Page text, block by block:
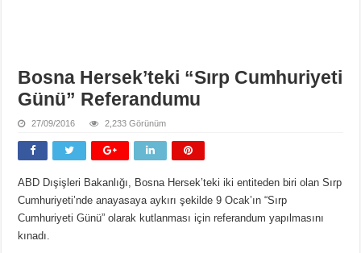
Bosna Hersek’teki “Sırp Cumhuriyeti
Günü” Referandumu
27/09/2016 2,233 Görünüm
ABD Dışişleri Bakanlığı, Bosna Hersek’teki iki entiteden biri olan Sırp
Cumhuriyeti’nde anayasaya aykırı şekilde 9 Ocak’ın “Sırp
Cumhuriyeti Günü” olarak kutlanması için referandum yapılmasını
kınadı.